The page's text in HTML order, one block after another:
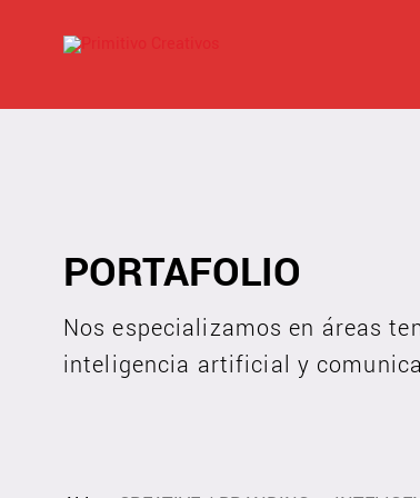
PORTAFOLIO
Nos especializamos en áreas
inteligencia artificial y